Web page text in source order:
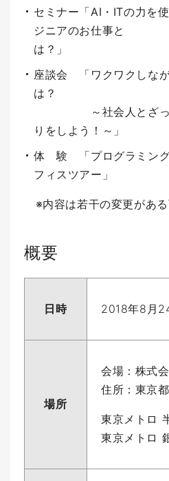
セミナー「AI・ITの力を
ジニアのお仕事と
は？」
座談会 「ワクワクしな
は？
～社会人とざっく
りをしよう！～」
体 験 「プログラミング
フィスツアー」
※内容は若干の変更があ
概要
日時 2018年8月
場所
会場：株式
住所： 東京
東京メトロ
東京メトロ